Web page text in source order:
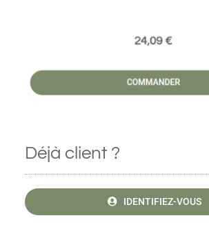
Déjà client ?
IDENTIFIEZ-VOUS